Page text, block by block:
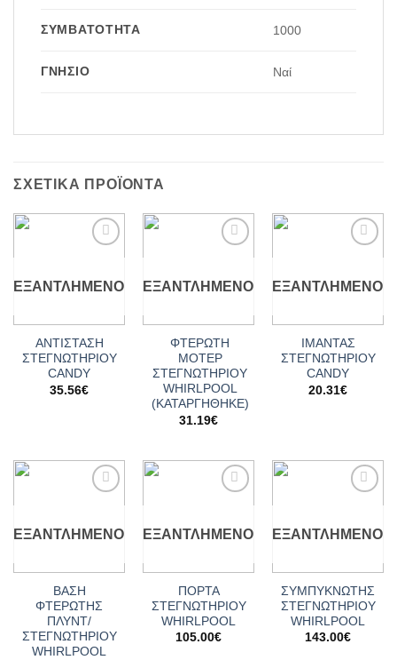
ΣΥΜΒΑΤΌΤΗΤΑ 1000
ΓΝΉΣΙΟ Ναί
ΣΧΕΤΙΚΆ ΠΡΟΪΌΝΤΑ
ΕΞΑΝΤΛΗΜΈΝΟ
ΑΝΤΙΣΤΑΣΗ
ΣΤΕΓΝΩΤΗΡΙΟΥ
CANDY
35.56€
ΕΞΑΝΤΛΗΜΈΝΟ
ΦΤΕΡΩΤΗ
ΜΟΤΕΡ
ΣΤΕΓΝΩΤΗΡΙΟΥ
WHIRLPOOL
(ΚΑΤΑΡΓΗΘΗΚΕ)
31.19€
ΕΞΑΝΤΛΗΜΈΝΟ
ΙΜΑΝΤΑΣ
ΣΤΕΓΝΩΤΗΡΙΟΥ
CANDY
20.31€
ΕΞΑΝΤΛΗΜΈΝΟ
ΒΑΣΗ
ΦΤΕΡΩΤΗΣ
ΠΛΥΝΤ/
ΣΤΕΓΝΩΤΗΡΙΟΥ
WHIRLPOOL
ΕΞΑΝΤΛΗΜΈΝΟ
ΠΟΡΤΑ
ΣΤΕΓΝΩΤΗΡΙΟΥ
WHIRLPOOL
105.00€
ΕΞΑΝΤΛΗΜΈΝΟ
ΣΥΜΠΥΚΝΩΤΗΣ
ΣΤΕΓΝΩΤΗΡΙΟΥ
WHIRLPOOL
143.00€